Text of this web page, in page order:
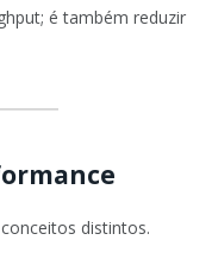
é também reduzir
distintos.